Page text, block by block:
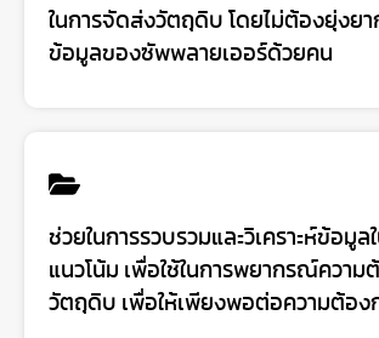
ในการจัดส่งวัตถุดิบ โดยไม่ต้องยุ่งยา
ข้อมูลของซัพพลายเออร์ด้วยคน
ช่วยในการรวบรวมและวิเคราะห์ข้อมู
แนวโน้ม เพื่อใช้ในการพยากรณ์ความ
วัตถุดิบ เพื่อให้เพียงพอต่อความต้อง